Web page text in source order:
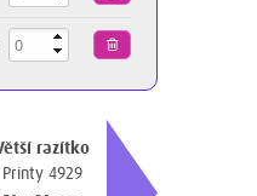
razítko
Printy 4929